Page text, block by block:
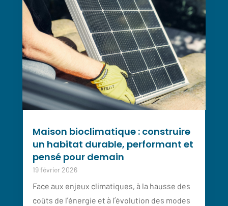
Maison bioclimatique : construire
un habitat durable, performant et
pensé pour demain
19 février 2026
Face aux enjeux climatiques, à la hausse des
coûts de l’énergie et à l’évolution des modes